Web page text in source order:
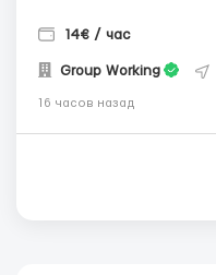
14€ / час
Group Working
16 часов назад